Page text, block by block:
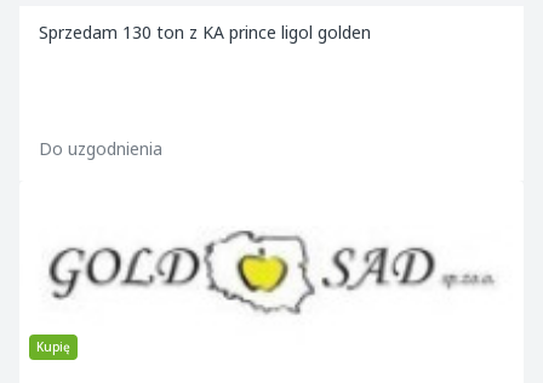
Sprzedam 130 ton z KA prince ligol golden
Do uzgodnienia
Kupię